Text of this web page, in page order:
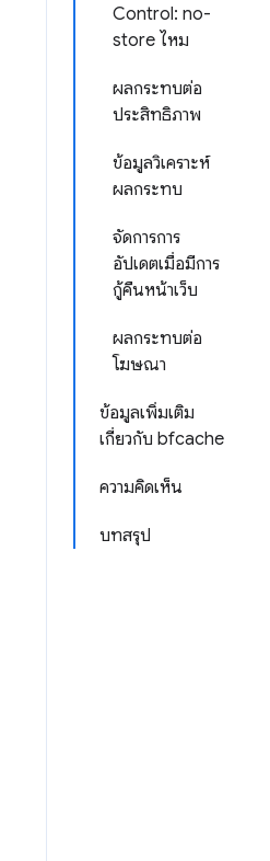
Control: no-
store ไหม
ผลกระทบต่อ
ประสิทธิภาพ
ข้อมูลวิเคราะห์
ผลกระทบ
จัดการการ
อัปเดตเมื่อมีการ
กู้คืนหน้าเว็บ
ผลกระทบต่อ
โฆษณา
ข้อมูลเพิ่มเติม
เกี่ยวกับ bfcache
ความคิดเห็น
บทสรุป